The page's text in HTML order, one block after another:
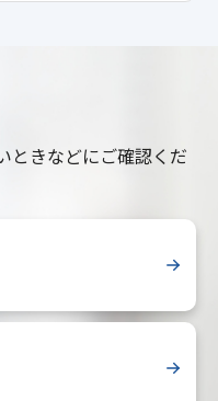
ときなどにご確認くだ